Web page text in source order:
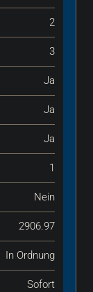
2
3
Ja
Ja
Ja
1
Nein
2906.97
In Ordnung
Sofort